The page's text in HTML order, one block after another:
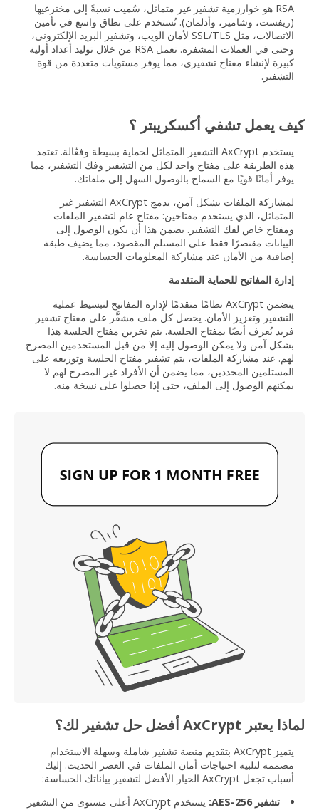
RSA هو خوارزمية تشفير غير متماثل، سُميت نسبةً إلى مخترعيها
(ريفست، وشامير، وأدلمان). تُستخدم على نطاق واسع في تأمين
الاتصالات، مثل SSL/TLS لأمان الويب، وتشفير البريد الإلكتروني،
وحتى في العملات المشفرة. تعمل RSA من خلال توليد أعداد أولية
كبيرة لإنشاء مفتاح تشفيري، مما يوفر مستويات متعددة من قوة
التشفير.
كيف يعمل تشفي أكسكريبتر ؟
يستخدم AxCrypt التشفير المتماثل لحماية بسيطة وفعّالة. تعتمد
هذه الطريقة على مفتاح واحد لكل من التشفير وفك التشفير، مما
يوفر أمانًا قويًا مع السماح بالوصول السهل إلى ملفاتك.
لمشاركة الملفات بشكل آمن، يدمج AxCrypt التشفير غير
المتماثل، الذي يستخدم مفتاحين: مفتاح عام لتشفير الملفات
ومفتاح خاص لفك التشفير. يضمن هذا أن يكون الوصول إلى
البيانات مقتصرًا فقط على المستلم المقصود، مما يضيف طبقة
إضافية من الأمان عند مشاركة المعلومات الحساسة.
إدارة المفاتيح للحماية المتقدمة
يتضمن AxCrypt نظامًا متقدمًا لإدارة المفاتيح لتبسيط عملية
التشفير وتعزيز الأمان. يحصل كل ملف مشفَّر على مفتاح تشفير
فريد يُعرف أيضًا بمفتاح الجلسة. يتم تخزين مفتاح الجلسة هذا
بشكل آمن ولا يمكن الوصول إليه إلا من قبل المستخدمين المصرح
لهم. عند مشاركة الملفات، يتم تشفير مفتاح الجلسة وتوزيعه على
المستلمين المحددين، مما يضمن أن الأفراد غير المصرح لهم لا
يمكنهم الوصول إلى الملف، حتى إذا حصلوا على نسخة منه.
لماذا يعتبر AxCrypt أفضل حل تشفير لك؟
يتميز AxCrypt بتقديم منصة تشفير شاملة وسهلة الاستخدام
مصممة لتلبية احتياجات أمان الملفات في العصر الحديث. إليك
أسباب تجعل AxCrypt الخيار الأفضل لتشفير بياناتك الحساسة:
تشفير AES-256:
يستخدم AxCrypt أعلى مستوى من التشفير